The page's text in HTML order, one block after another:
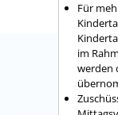
Für
im
werden